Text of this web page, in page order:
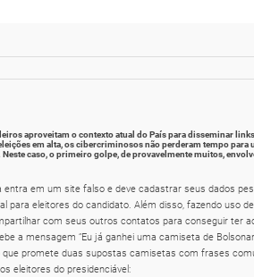
aproveitam o contexto atual do País para disseminar links
em alta, os cibercriminosos não perderam tempo para
caso, o primeiro golpe, de provavelmente muitos,
entra em um site falso e deve cadastrar seus dados
para eleitores do candidato. Além disso, fazendo uso de
com seus outros contatos para conseguir ter
a mensagem “Eu já ganhei uma camiseta de
que promete duas supostas camisetas com frases
eleitores do presidenciável: